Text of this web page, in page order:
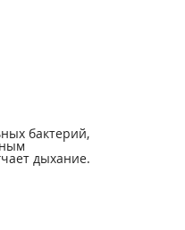
бактерий,
дыхание.